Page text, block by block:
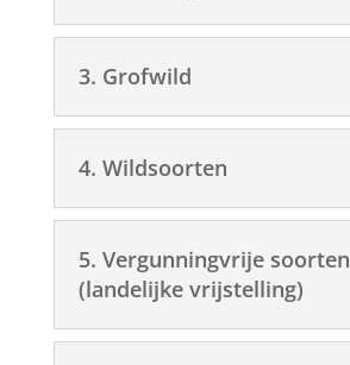
3. Grofwild
4. Wildsoorten
5. Vergunningvrije soorten
(landelijke vrijstelling)